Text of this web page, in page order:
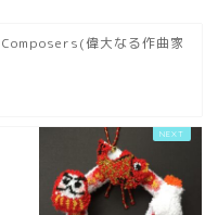
偉大なる作曲家